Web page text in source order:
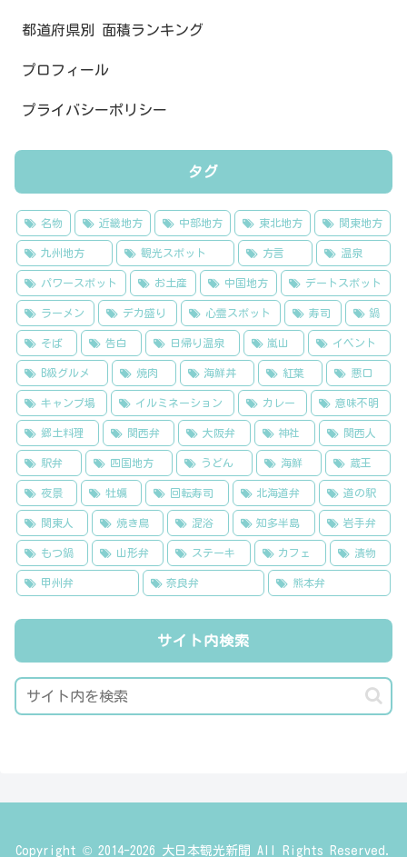
都道府県別 面積ランキング
プロフィール
プライバシーポリシー
タグ
名物 近畿地方 中部地方 東北地方 関東地方
九州地方 観光スポット 方言 温泉
パワースポット お土産 中国地方 デートスポット
ラーメン デカ盛り 心霊スポット 寿司 鍋
そば 告白 日帰り温泉 嵐山 イベント
B級グルメ 焼肉 海鮮丼 紅葉 悪口
キャンプ場 イルミネーション カレー 意味不明
郷土料理 関西弁 大阪弁 神社 関西人
駅弁 四国地方 うどん 海鮮 蔵王
夜景 牡蠣 回転寿司 北海道弁 道の駅
関東人 焼き鳥 混浴 知多半島 岩手弁
もつ鍋 山形弁 ステーキ カフェ 漬物
甲州弁 奈良弁 熊本弁
サイト内検索
Copyright © 2014-2026 大日本観光新聞 All Rights Reserved.